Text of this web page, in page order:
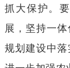
抓大保护。
展，坚持一
规划建设中落